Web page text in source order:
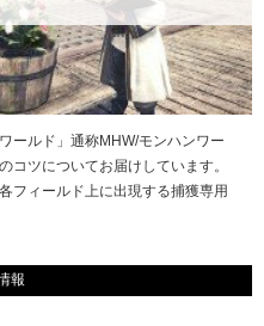
ールド」通称MHW/モンハンワー
コツについてお届けしています。
フィールド上に出現する捕獲専用
報